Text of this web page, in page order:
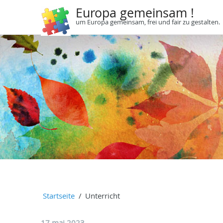
Europa gemeinsam !
um Europa gemeinsam, frei und fair zu gestalten.
Startseite Unterricht